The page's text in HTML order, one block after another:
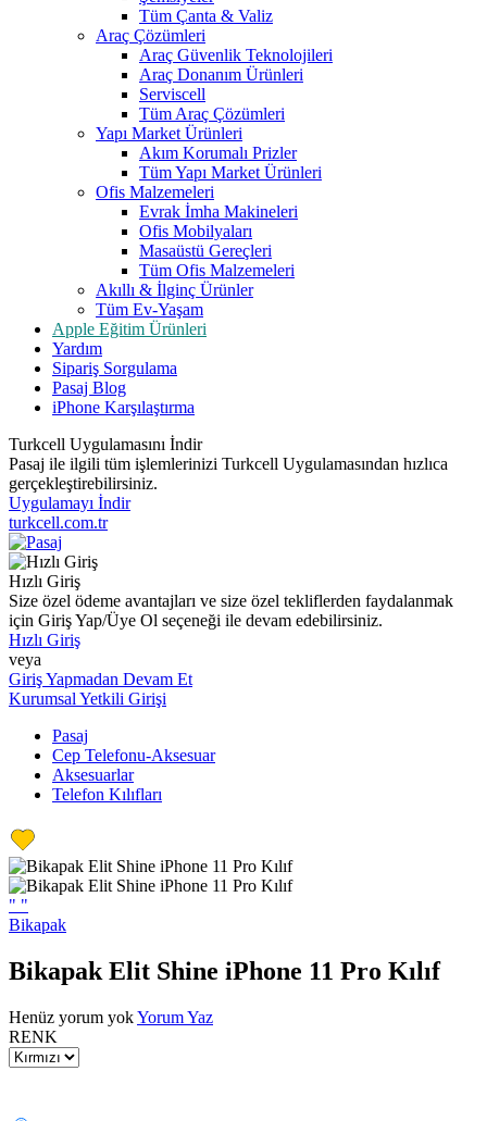
Tüm Çanta & Valiz
Araç Çözümleri
Araç Güvenlik Teknolojileri
Araç Donanım Ürünleri
Serviscell
Tüm Araç Çözümleri
Yapı Market Ürünleri
Akım Korumalı Prizler
Tüm Yapı Market Ürünleri
Ofis Malzemeleri
Evrak İmha Makineleri
Ofis Mobilyaları
Masaüstü Gereçleri
Tüm Ofis Malzemeleri
Akıllı & İlginç Ürünler
Tüm Ev-Yaşam
Apple Eğitim Ürünleri
Yardım
Sipariş Sorgulama
Pasaj Blog
iPhone Karşılaştırma
Turkcell Uygulamasını İndir
Pasaj ile ilgili tüm işlemlerinizi Turkcell Uygulamasından hızlıca
gerçekleştirebilirsiniz.
Uygulamayı İndir
turkcell.com.tr
Hızlı Giriş
Size özel ödeme avantajları ve size özel tekliflerden faydalanmak
için Giriş Yap/Üye Ol seçeneği ile devam edebilirsiniz.
Hızlı Giriş
veya
Giriş Yapmadan Devam Et
Kurumsal Yetkili Girişi
Pasaj
Cep Telefonu-Aksesuar
Aksesuarlar
Telefon Kılıfları
" "
Bikapak
Bikapak Elit Shine iPhone 11 Pro Kılıf
Henüz yorum yokYorum Yaz
RENK